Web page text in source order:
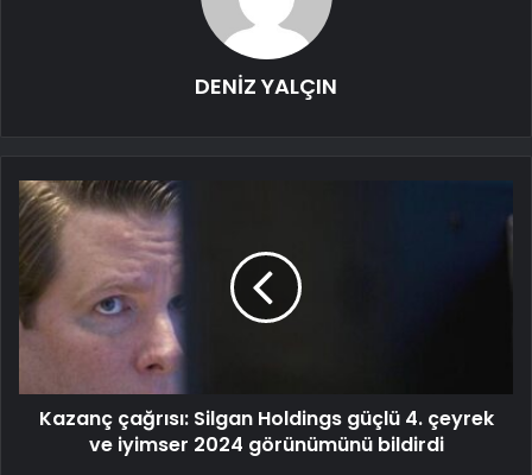
DENİZ YALÇIN
Kazanç çağrısı: Silgan Holdings güçlü 4. çeyrek
ve iyimser 2024 görünümünü bildirdi